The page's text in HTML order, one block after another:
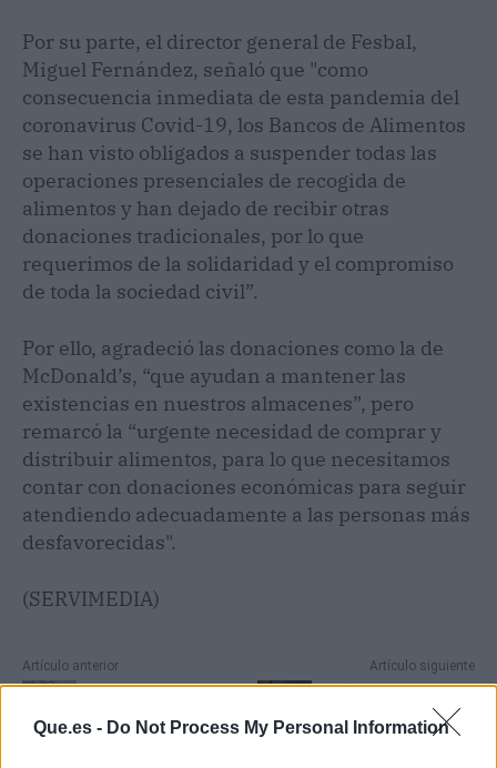
Que.es - Do Not Process My Personal Information
Por su parte, el director general de Fesbal,
Miguel Fernández, señaló que "como
consecuencia inmediata de esta pandemia del
coronavirus Covid-19, los Bancos de Alimentos
se han visto obligados a suspender todas las
operaciones presenciales de recogida de
alimentos y han dejado de recibir otras
donaciones tradicionales, por lo que
requerimos de la solidaridad y el compromiso
de toda la sociedad civil”.
Por ello, agradeció las donaciones como la de
McDonald’s, “que ayudan a mantener las
existencias en nuestros almacenes”, pero
remarcó la “urgente necesidad de comprar y
distribuir alimentos, para lo que necesitamos
contar con donaciones económicas para seguir
atendiendo adecuadamente a las personas más
desfavorecidas".
(SERVIMEDIA)
Artículo anterior
Abren de nuevo Valle de
desinfectar el pueblo la
Artículo siguiente
La Fiscalía recopila ya
los informes de la UME
sobre las residencias en